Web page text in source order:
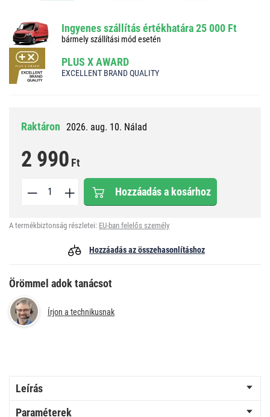
Ingyenes szállítás értékhatára 25 000 Ft
bármely szállítási mód esetén
PLUS X AWARD
EXCELLENT BRAND QUALITY
Raktáron 2026. aug. 10. Nálad
2 990 Ft
Hozzáadás a kosárhoz
A termékbiztonság részletei: EU-ban felelős személy
Hozzáadás az összehasonlításhoz
Örömmel adok tanácsot
Írjon a technikusnak
Leírás
Paraméterek